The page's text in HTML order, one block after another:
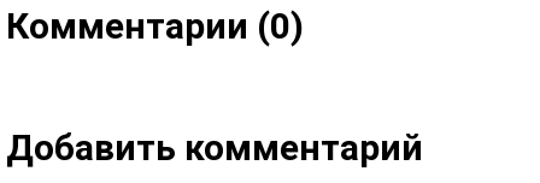
Комментарии (0)
Добавить комментарий